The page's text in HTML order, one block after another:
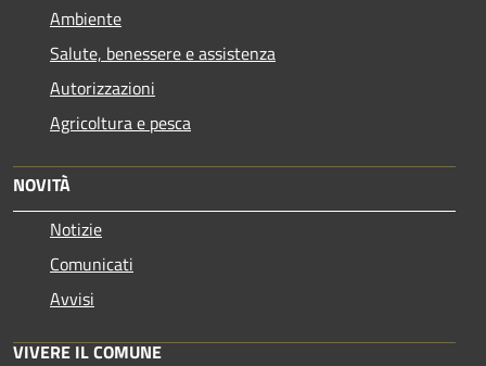
Ambiente
Salute, benessere e assistenza
Autorizzazioni
Agricoltura e pesca
NOVITÀ
Notizie
Comunicati
Avvisi
VIVERE IL COMUNE